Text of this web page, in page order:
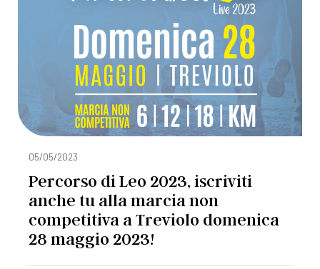
05/05/2023
Percorso di Leo 2023, iscriviti
anche tu alla marcia non
competitiva a Treviolo domenica
28 maggio 2023!